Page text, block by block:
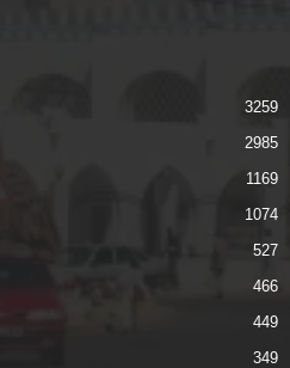
3259
2985
1169
1074
527
466
449
349